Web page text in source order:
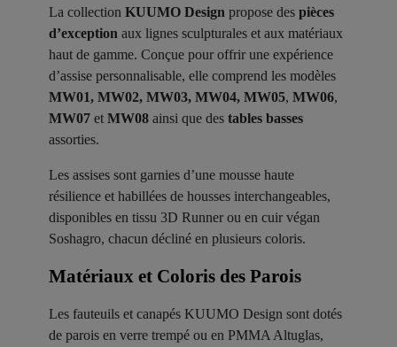
La collection KUUMO Design propose des pièces
d’exception aux lignes sculpturales et aux matériaux
haut de gamme. Conçue pour offrir une expérience
d’assise personnalisable, elle comprend les modèles
MW01, MW02, MW03, MW04, MW05, MW06,
MW07 et MW08 ainsi que des tables basses
assorties.
Les assises sont garnies d’une mousse haute
résilience et habillées de housses interchangeables,
disponibles en tissu 3D Runner ou en cuir végan
Soshagro, chacun décliné en plusieurs coloris.
Matériaux et Coloris des Parois ​
Les fauteuils et canapés KUUMO Design sont dotés
de parois en verre trempé ou en PMMA Altuglas,